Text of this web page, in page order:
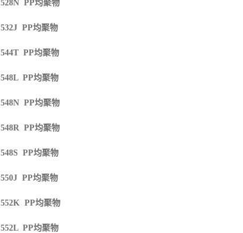
PP均聚物
PP均聚物
PP均聚物
PP均聚物
PP均聚物
PP均聚物
PP均聚物
PP均聚物
PP均聚物
PP均聚物